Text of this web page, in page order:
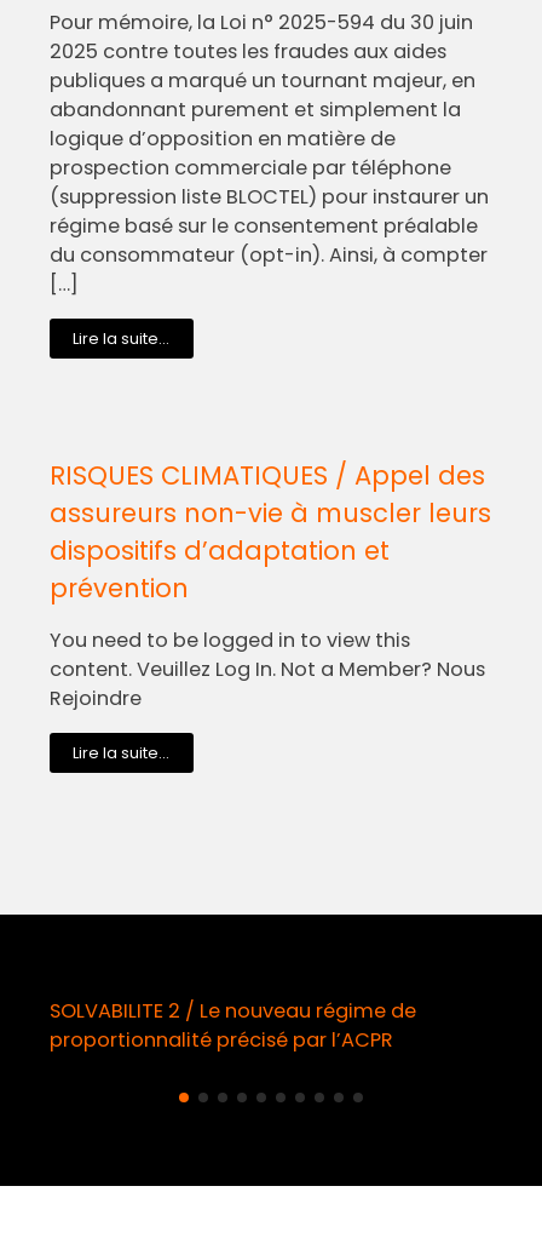
Pour mémoire, la Loi n° 2025-594 du 30 juin
2025 contre toutes les fraudes aux aides
publiques a marqué un tournant majeur, en
abandonnant purement et simplement la
logique d’opposition en matière de
prospection commerciale par téléphone
(suppression liste BLOCTEL) pour instaurer un
régime basé sur le consentement préalable
du consommateur (opt-in). Ainsi, à compter
[…]
Lire la suite...
RISQUES CLIMATIQUES / Appel des
assureurs non-vie à muscler leurs
dispositifs d’adaptation et
prévention
You need to be logged in to view this
content. Veuillez Log In. Not a Member? Nous
Rejoindre
Lire la suite...
SOLVABILITE 2 / Le nouveau régime de
proportionnalité précisé par l’ACPR